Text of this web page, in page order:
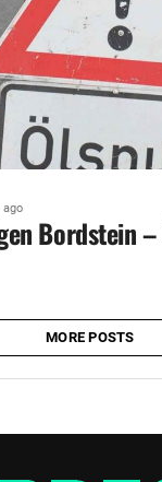
ago
Bordstein
MORE POSTS